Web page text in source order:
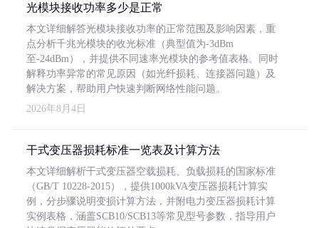
光模块接收功率多少是正常
本文详细解答光模块接收功率的正常范围及影响因素，重
点分析千兆光模块的收光标准（典型值为-3dBm
至-24dBm），并提供不同速率光模块的参考值表格。同时
解释功率异常的常见原因（如光纤损耗、连接器问题）及
解决方案，帮助用户快速判断网络性能问题。
2026年8月4日
干式变压器损耗标准一览表及计算方法
本文详细解析干式变压器空载损耗、负载损耗的国家标准
（GB/T 10228-2015），提供1000kVA变压器损耗计算实
例，分步骤说明变损计算方法，并附电力变压器损耗计算
实例表格，涵盖SCB10/SCB13等常见型号参数，指导用户